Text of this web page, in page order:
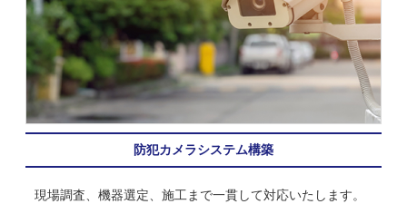
防犯カメラシステム構築
現場調査、機器選定、施工まで一貫して対応いたします。